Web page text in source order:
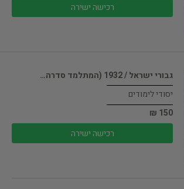
רכישה ישירה
גבורי ישראל / 1932 (המתלמד סדרה…
יסודי לימודים
150 ₪
רכישה ישירה